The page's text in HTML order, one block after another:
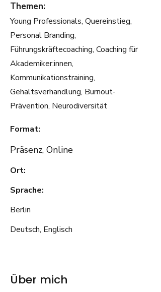
Themen:
Young Professionals, Quereinstieg,
Personal Branding,
Führungskräftecoaching, Coaching für
Akademiker:innen,
Kommunikationstraining,
Gehaltsverhandlung, Burnout-
Prävention, Neurodiversität
Format:
Präsenz, Online
Ort:
Sprache:
Berlin
Deutsch, Englisch
Über mich